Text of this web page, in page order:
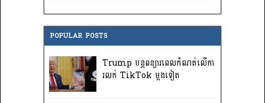
POPULAR POSTS
Trump បន្តពន្យារពេលកំណត់លើកា
រលក់ TikTok ម្តងទៀត